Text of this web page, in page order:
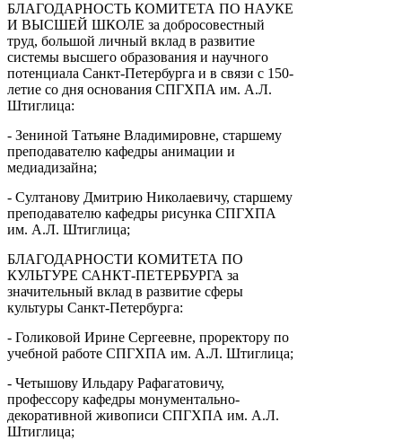
БЛАГОДАРНОСТЬ КОМИТЕТА ПО НАУКЕ
И ВЫСШЕЙ ШКОЛЕ за добросовестный
труд, большой личный вклад в развитие
системы высшего образования и научного
потенциала Санкт-Петербурга и в связи с 150-
летие со дня основания СПГХПА им. А.Л.
Штиглица:
- Зениной Татьяне Владимировне, старшему
преподавателю кафедры анимации и
медиадизайна;
- Султанову Дмитрию Николаевичу, старшему
преподавателю кафедры рисунка СПГХПА
им. А.Л. Штиглица;
БЛАГОДАРНОСТИ КОМИТЕТА ПО
КУЛЬТУРЕ САНКТ-ПЕТЕРБУРГА за
значительный вклад в развитие сферы
культуры Санкт-Петербурга:
- Голиковой Ирине Сергеевне, проректору по
учебной работе СПГХПА им. А.Л. Штиглица;
- Четышову Ильдару Рафагатовичу,
профессору кафедры монументально-
декоративной живописи СПГХПА им. А.Л.
Штиглица;